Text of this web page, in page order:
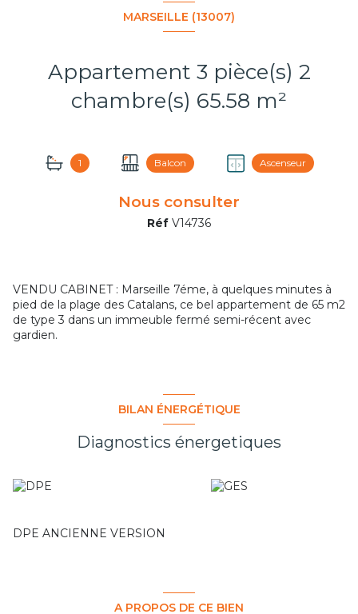
MARSEILLE (13007)
Appartement 3 pièce(s) 2
chambre(s) 65.58 m²
1 Balcon Ascenseur
Nous consulter
Réf V14736
VENDU CABINET : Marseille 7éme, à quelques minutes à
pied de la plage des Catalans, ce bel appartement de 65 m2
de type 3 dans un immeuble fermé semi-récent avec
gardien.
BILAN ÉNERGÉTIQUE
Diagnostics énergetiques
DPE ANCIENNE VERSION
A PROPOS DE CE BIEN